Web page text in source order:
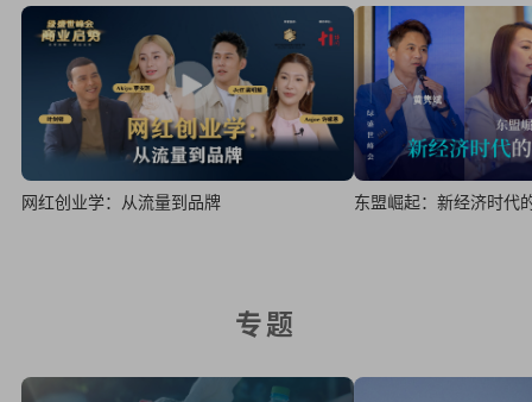
网红创业学：从流量到品牌 东盟崛起：新经济时代
专题